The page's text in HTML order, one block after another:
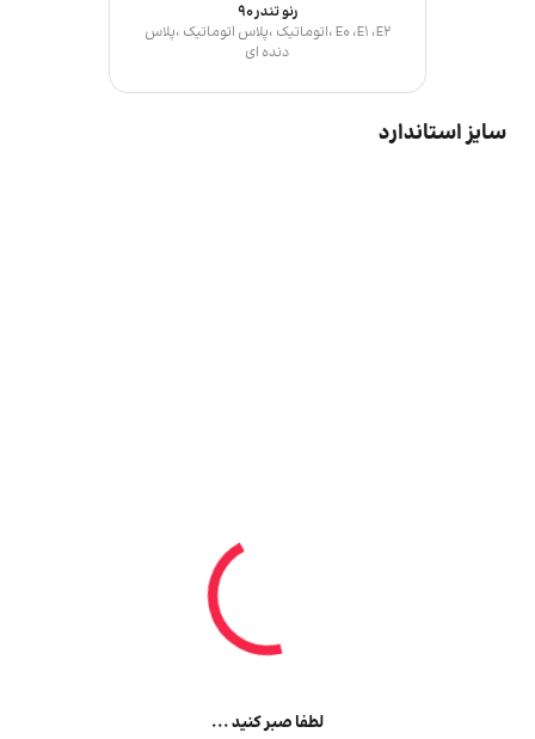
رنو تندر 90
E0 ،E1 ،E2 ،اتوماتیک ،پلاس اتوماتیک ،پلاس
دنده ای
سایز استاندارد
لطفا صبر کنید ...